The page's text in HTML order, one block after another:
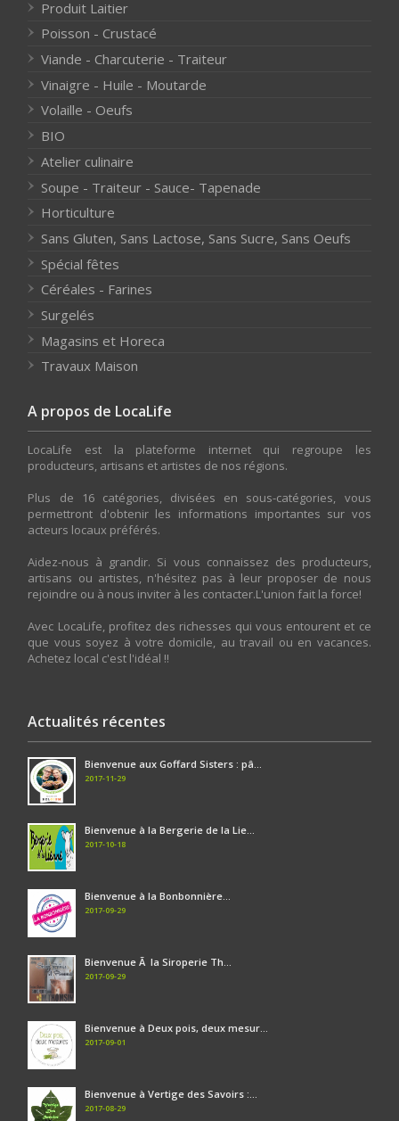
Produit Laitier
Poisson - Crustacé
Viande - Charcuterie - Traiteur
Vinaigre - Huile - Moutarde
Volaille - Oeufs
BIO
Atelier culinaire
Soupe - Traiteur - Sauce- Tapenade
Horticulture
Sans Gluten, Sans Lactose, Sans Sucre, Sans Oeufs
Spécial fêtes
Céréales - Farines
Surgelés
Magasins et Horeca
Travaux Maison
A propos de LocaLife
LocaLife est la plateforme internet qui regroupe les
producteurs, artisans et artistes de nos régions.
Plus de 16 catégories, divisées en sous-catégories, vous
permettront d'obtenir les informations importantes sur vos
acteurs locaux préférés.
Aidez-nous à grandir. Si vous connaissez des producteurs,
artisans ou artistes, n'hésitez pas à leur proposer de nous
rejoindre ou à nous inviter à les contacter.L'union fait la force!
Avec LocaLife, profitez des richesses qui vous entourent et ce
que vous soyez à votre domicile, au travail ou en vacances.
Achetez local c'est l'idéal !!
Actualités récentes
Bienvenue aux Goffard Sisters : pâ...
2017-11-29
Bienvenue à la Bergerie de la Lie...
2017-10-18
Bienvenue à la Bonbonnière...
2017-09-29
Bienvenue Ã la Siroperie Th...
2017-09-29
Bienvenue à Deux pois, deux mesur...
2017-09-01
Bienvenue à Vertige des Savoirs :...
2017-08-29